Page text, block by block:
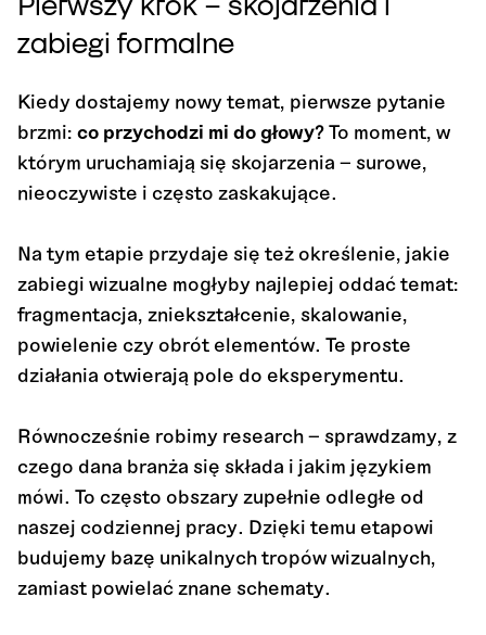
Pierwszy krok – skojarzenia i
zabiegi formalne
Kiedy dostajemy nowy temat, pierwsze pytanie
brzmi: co przychodzi mi do głowy?To moment, w
którym uruchamiają się skojarzenia – surowe,
nieoczywiste i często zaskakujące.
Na tym etapie przydaje się też określenie, jakie
zabiegi wizualne mogłyby najlepiej oddać temat:
fragmentacja, zniekształcenie, skalowanie,
powielenie czy obrót elementów. Te proste
działania otwierają pole do eksperymentu.
Równocześnie robimy research – sprawdzamy, z
czego dana branża się składa i jakim językiem
mówi. To często obszary zupełnie odległe od
naszej codziennej pracy. Dzięki temu etapowi
budujemy bazę unikalnych tropów wizualnych,
zamiast powielać znane schematy.